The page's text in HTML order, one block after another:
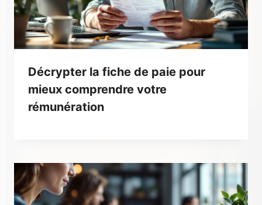
Décrypter la fiche de paie pour
mieux comprendre votre
rémunération